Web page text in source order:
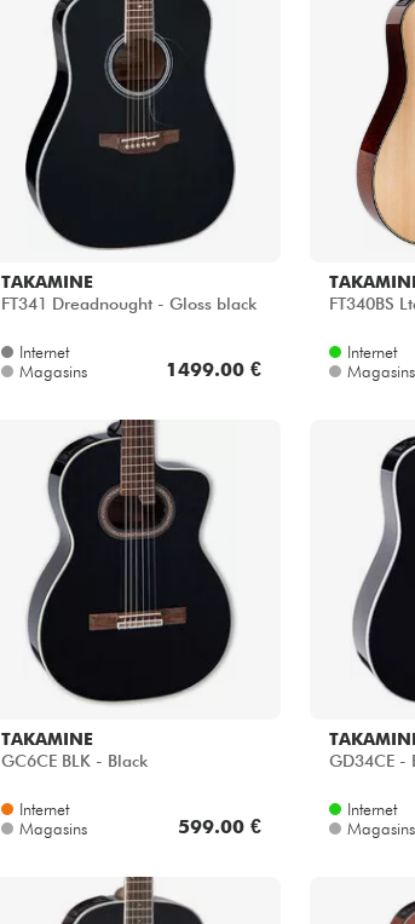
TAKAMINE
FT341 Dreadnought - Gloss black
Internet
Magasins
1499.00 €
FT340BS
Internet
Magasins
TAKAMINE
GC6CE BLK - Black
Internet
Magasins
599.00 €
GD34CE -
Internet
Magasins